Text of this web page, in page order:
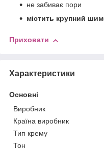
не забиває пори
містить крупний
Приховати
Характеристики
Основні
Виробник
Країна виробник
Тип крему
Тон